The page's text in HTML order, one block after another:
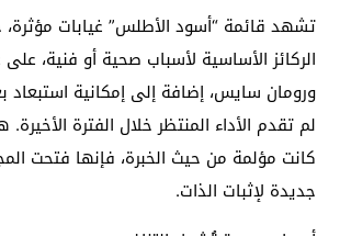
تشهد قائمة “أسود الأطلس” غيابات
الركائز الأساسية لأسباب صحية أو فنية، على
ورومان سايس، إضافة إلى إمكانية استبعاد
لم تقدم الأداء المنتظر خلال الفترة
كانت مؤلمة من حيث الخبرة، فإنها فتحت
جديدة لإثبات الذات.